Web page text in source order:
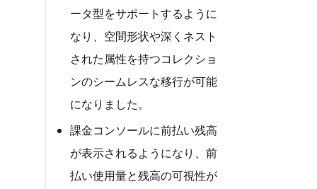
ータ型をサポートするように
なり、空間形状や深くネスト
された属性を持つコレクショ
ンのシームレスな移行が可能
になりました。
課金コンソールに前払い残高
が表示されるようになり、前
払い使用量と残高の可視性が